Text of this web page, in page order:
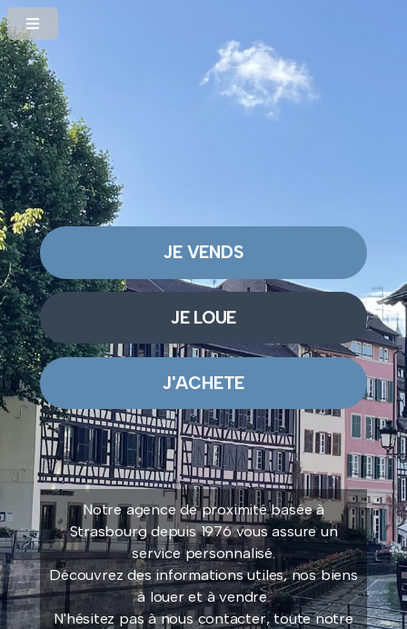
JE VENDS
JE LOUE
J'ACHETE
Notre agence de proximité basée à
Strasbourg depuis 1976 vous assure un
service personnalisé.
Découvrez des informations utiles, nos biens
à louer et à vendre.
N'hésitez pas à nous contacter, toute notre